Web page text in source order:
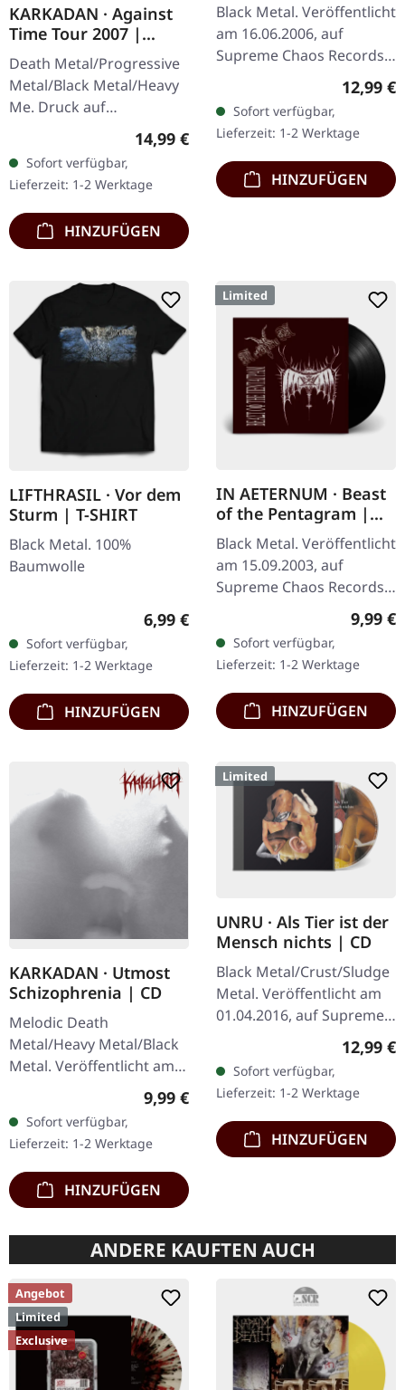
KARKADAN · Against
Time Tour 2007 |
GIRLIE
Death Metal/Progressive
Metal/Black Metal/Heavy
Me. Druck auf
Rückseite. Front Logo,
Rückseite: Tourdaten.
100% Baumwolle
Regulärer Preis:
14,99 €
Sofort verfügbar,
Lieferzeit: 1-2 Werktage
HINZUFÜGEN
Black Metal. Veröffentlicht
am 16.06.2006, auf
Supreme Chaos Records.
CD im Jewelcase mit 12-
seitigem Booklet. Als
Agrypnie 2006 „F51.4"…
12,99 €
Sofort verfügbar,
Lieferzeit: 1-2 Werktage
HINZUFÜGEN
LIFTHRASIL · Vor dem
Sturm | T-SHIRT
Black Metal. 100%
Baumwolle
Regulärer Preis:
6,99 €
Sofort verfügbar,
Lieferzeit: 1-2 Werktage
HINZUFÜGEN
Limited
IN AETERNUM · Beast
of the Pentagram |
BLACK 10" MLP
Black Metal. Veröffentlicht
am 15.09.2003, auf
Supreme Chaos Records.
Achtung! Wir haben nur
noch Exemplare mit
"Promo" statt
Nummerierung.
Spezielle…
9,99 €
Sofort verfügbar,
Lieferzeit: 1-2 Werktage
HINZUFÜGEN
KARKADAN · Utmost
Schizophrenia | CD
Melodic Death
Metal/Heavy Metal/Black
Metal. Veröffentlicht am
08.03.2004, auf Supreme
Chaos Records. CD im
Jewelcase mit 16-seitigem
Booklet.…
Regulärer Preis:
9,99 €
Sofort verfügbar,
Lieferzeit: 1-2 Werktage
HINZUFÜGEN
Limited
UNRU · Als Tier ist der
Mensch nichts | CD
Black Metal/Crust/Sludge
Metal. Veröffentlicht am
01.04.2016, auf Supreme
Chaos Records. Limitierte
CD im Jewelcase. Aus dem
Underground-Nichts…
12,99 €
Sofort verfügbar,
Lieferzeit: 1-2 Werktage
HINZUFÜGEN
ANDERE KAUFTEN AUCH
Angebot
Limited
Exclusive